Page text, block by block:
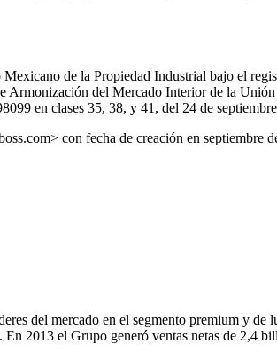
de la Propiedad Industrial bajo el
del Mercado Interior de la
en clases 35, 38, y 41, del 24 de
con fecha de creación en
del mercado en el segmento premium y
2013 el Grupo generó ventas netas de 2,4